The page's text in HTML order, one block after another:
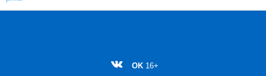
OK 16+